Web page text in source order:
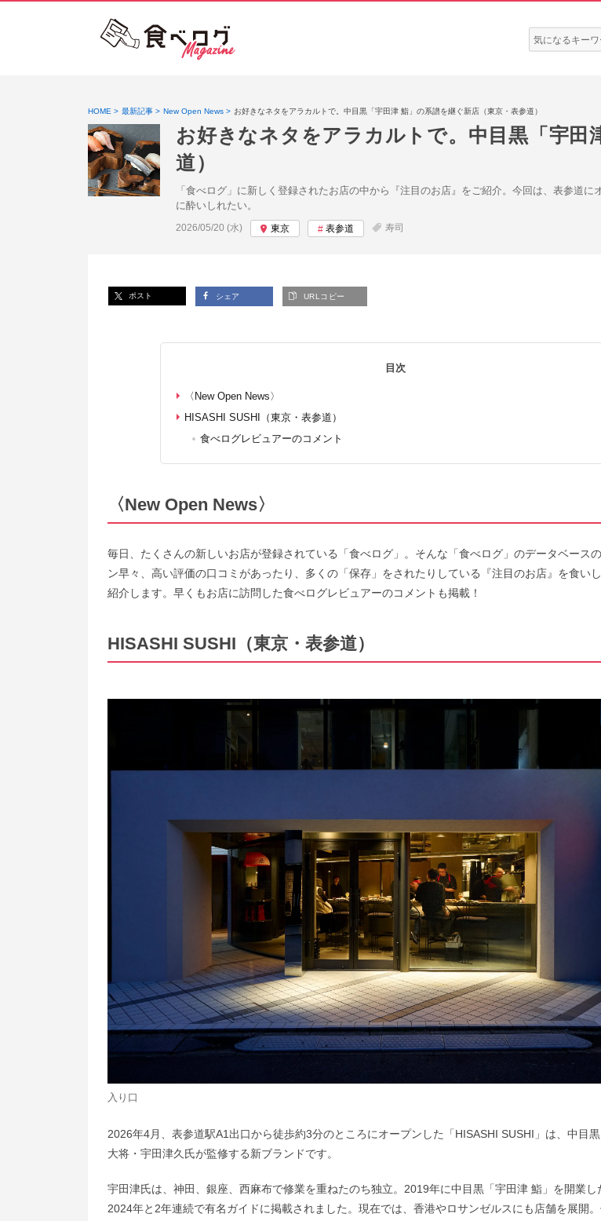
検
索:
HOME 最新記事 New Open News お好きなネタをアラカルトで。中目黒「宇田津 鮨」の系譜を継ぐ新店（東京・表参道）
お好きなネタをアラカルトで。中目黒「宇田
道）
「食べログ」に新しく登録されたお店の中から『注目のお店』をご紹介。今回は、表参道
に酔いしれたい。
投稿日:
2026/05/20 (水) 東京 表参道 寿司
ポスト シェア URLコピー
目次
〈New Open News〉
HISASHI SUSHI（東京・表参道）
食べログレビュアーのコメント
〈New Open News〉
毎日、たくさんの新しいお店が登録されている「食べログ」。そんな「食べログ」のデータベース
ン早々、高い評価の口コミがあったり、多くの「保存」をされたりしている『注目のお店』を食い
紹介します。早くもお店に訪問した食べログレビュアーのコメントも掲載！
HISASHI SUSHI（東京・表参道）
入り口
2026年4月、表参道駅A1出口から徒歩約3分のところにオープンした「HISASHI SUSHI」は、中目
大将・宇田津久氏が監修する新ブランドです。
宇田津氏は、神田、銀座、西麻布で修業を重ねたのち独立。2019年に中目黒「宇田津 鮨」を開業し
2024年と2年連続で有名ガイドに掲載されました。現在では、香港やロサンゼルスにも店舗を展開